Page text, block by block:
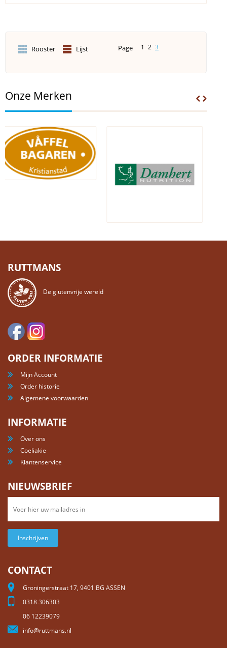
Rooster Lijst Page 1 2 3
Onze Merken
RUTTMANS
De glutenvrije wereld
ORDER INFORMATIE
Mijn Account
Order historie
Algemene voorwaarden
INFORMATIE
Over ons
Coeliakie
Klantenservice
NIEUWSBRIEF
Inschrijven
CONTACT
Groningerstraat 17, 9401 BG ASSEN
0318 306303
06 12239079
info@ruttmans.nl